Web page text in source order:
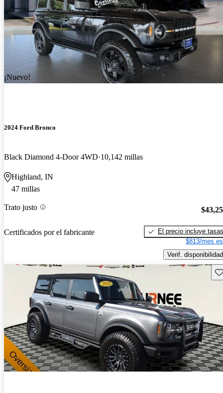
¡Nuevo!
2024 Ford Bronco
Black Diamond 4-Door 4WD 10,142 millas
Highland, IN
47 millas
Trato justo
Certificados por el fabricante
El precio incluye tasas
$813/mes
Verif. disponibilidad